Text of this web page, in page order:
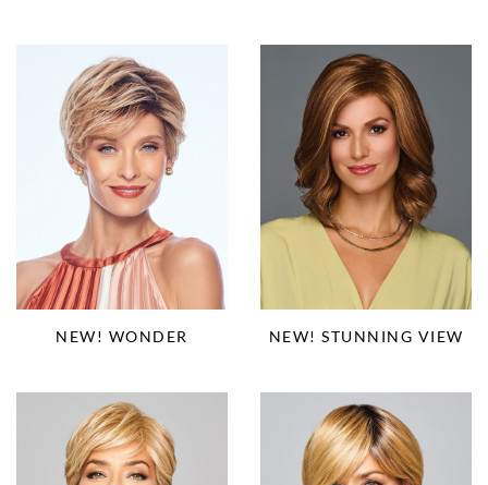
NEW! WONDER NEW! STUNNING VIEW